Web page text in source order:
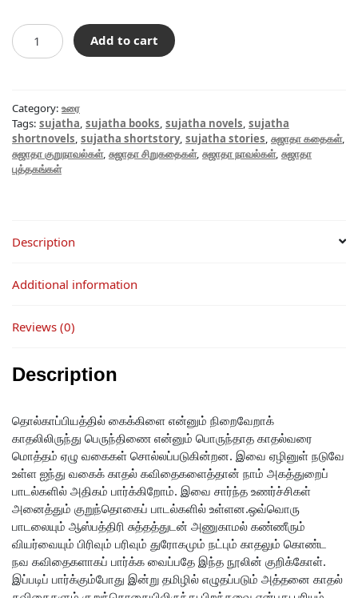
401
காதல்
ஓர்
எளிய
அறிமுகம்)
quantity
Add to cart
Category: உரை
Tags: sujatha, sujatha books, sujatha novels, sujatha
shortnovels, sujatha shortstory, sujatha stories, சுஜாதா கதைகள்,
சுஜாதா குறுநாவல்கள், சுஜாதா சிறுகதைகள், சுஜாதா நாவல்கள், சுஜாதா
புத்தகங்கள்
Description
Additional information
Reviews (0)
Description
தொல்காப்பியத்தில் கைக்கிளை என்னும் நிறைவேறாக்
காதலிலிருந்து பெருந்திணை என்னும் பொருந்தாத காதல்வரை
மொத்தம் ஏழு வகைகள் சொல்லப்படுகின்றன. இவை ஏழினுள் நடுவே
உள்ள ஐந்து வகைக் காதல் கவிதைகளைத்தான் நாம் அகத்துறைப்
பாடல்களில் அதிகம் பார்க்கிறோம். இவை சார்ந்த உணர்ச்சிகள்
அனைத்தும் குறுந்தொகைப் பாடல்களில் உள்ளன.ஒவ்வொரு
பாடலையும் ஆஸ்பத்திரி சுத்தத்துடன் அணுகாமல் கண்ணீரும்
வியர்வையும் பிரிவும் பரிவும் துரோகமும் நட்பும் காதலும் கொண்ட
நவ கவிதைகளாகப் பார்க்க வைப்பதே இந்த நூலின் குறிக்கோள்.
இப்படிப் பார்க்கும்போது இன்று தமிழில் எழுதப்படும் அத்தனை காதல்